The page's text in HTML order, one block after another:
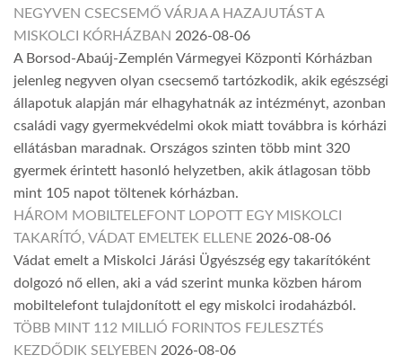
NEGYVEN CSECSEMŐ VÁRJA A HAZAJUTÁST A
MISKOLCI KÓRHÁZBAN 2026-08-06
A Borsod-Abaúj-Zemplén Vármegyei Központi Kórházban
jelenleg negyven olyan csecsemő tartózkodik, akik egészségi
állapotuk alapján már elhagyhatnák az intézményt, azonban
családi vagy gyermekvédelmi okok miatt továbbra is kórházi
ellátásban maradnak. Országos szinten több mint 320
gyermek érintett hasonló helyzetben, akik átlagosan több
mint 105 napot töltenek kórházban.
HÁROM MOBILTELEFONT LOPOTT EGY MISKOLCI
TAKARÍTÓ, VÁDAT EMELTEK ELLENE 2026-08-06
Vádat emelt a Miskolci Járási Ügyészség egy takarítóként
dolgozó nő ellen, aki a vád szerint munka közben három
mobiltelefont tulajdonított el egy miskolci irodaházból.
TÖBB MINT 112 MILLIÓ FORINTOS FEJLESZTÉS
KEZDŐDIK SELYEBEN 2026-08-06